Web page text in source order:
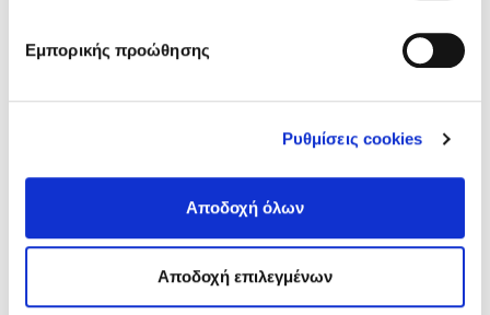
Εμπορικής προώθησης
Ρυθμίσεις cookies
Αποδοχή όλων
Αποδοχή επιλεγμένων
"Αυτή την περίοδο ράβω μάσκες.
Πιστεύω ότι είναι ένα κομμάτι
προσφοράς προς τον κόσμο"